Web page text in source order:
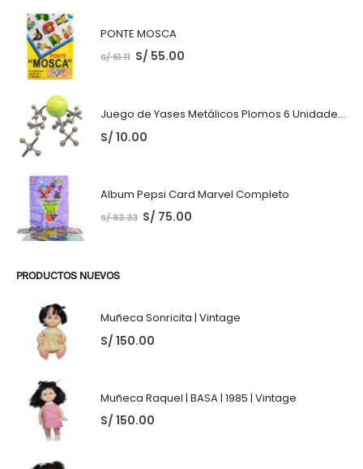
PONTE MOSCA
S/61.11 S/ 55.00
Juego de Yases Metálicos Plomos 6 Unidades + Pelota de Goma (En Bolsita Lista para Regalar)
S/ 10.00
Album Pepsi Card Marvel Completo
S/83.33 S/ 75.00
PRODUCTOS NUEVOS
Muñeca Sonricita | Vintage
S/ 150.00
Muñeca Raquel | BASA | 1985 | Vintage
S/ 150.00